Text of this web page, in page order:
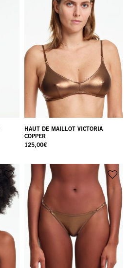
HAUT DE MAILLOT VICTORIA
COPPER
125,00€